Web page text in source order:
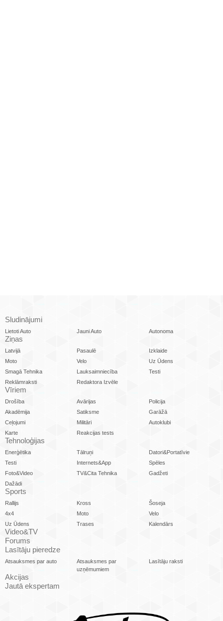
Sludinājumi
Lietoti Auto Jauni Auto Autonoma
Ziņas
Latvijā Pasaulē
Izklaide
Moto
Velo
Uz Ūdens
Smagā Tehnika
Lauksaimniecība
Testi
Reklāmraksti
Redaktora Izvēle
Vīriem
Drošība Avārijas
Policija
Akadēmija
Satiksme
Garāžā
Ceļojumi
Militāri
Autoklubi
Karte
Reakcijas tests
Tehnoloģijas
Enerģētika Tālruņi
Datori&Portatīvie
Testi
Internets&App
Spēles
Foto&Video
TV&Cita Tehnika
Gadžeti
Dažādi
Sports
Rallijs Kross
Šoseja
4x4
Moto
Velo
Uz Ūdens
Trases Kalendārs
Video&TV
Forums
Lasītāju pieredze
Atsauksmes par auto
Atsauksmes par
uzņēmumiem
Lasītāju raksti
Akcijas
Jautā ekspertam